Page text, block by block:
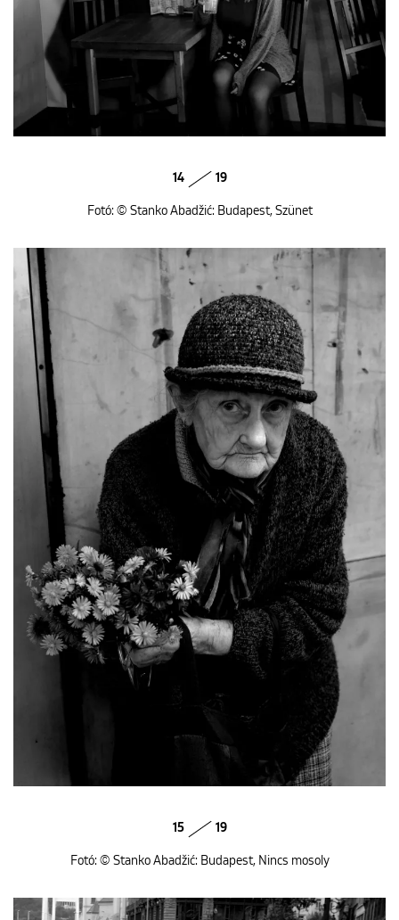
14 19
Fotó: © Stanko Abadžić: Budapest, Szünet
15 19
Fotó: © Stanko Abadžić: Budapest, Nincs mosoly